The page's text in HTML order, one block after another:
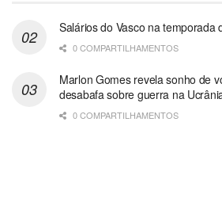
Salários do Vasco na temporada
0 COMPARTILHAMENTOS
Marlon Gomes revela sonho de
desabafa sobre guerra na
0 COMPARTILHAMENTOS